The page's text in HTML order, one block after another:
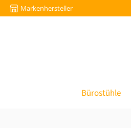
Hauptinhalt springen
Zur Suche springen
Zur Hauptnavigation springen
Markenhersteller
Bürostühle